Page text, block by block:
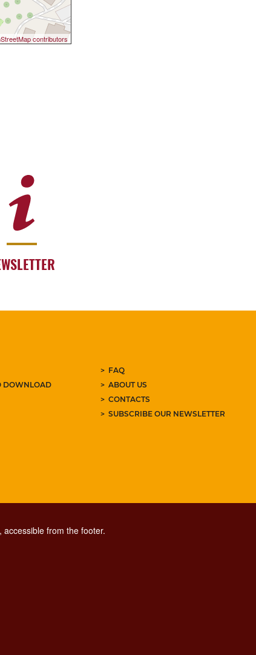
contributors
DOWNLOAD
FAQ
ABOUT US
CONTACTS
SUBSCRIBE OUR NEWSLETTER
from the footer.